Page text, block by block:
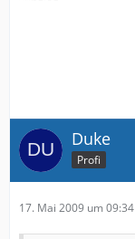
Duke
Profi
17. Mai 2009 um 09:34